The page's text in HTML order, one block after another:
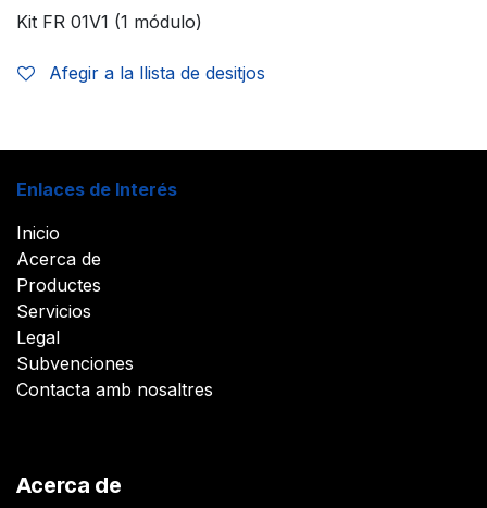
Kit FR 01V1 (1 módulo)
Afegir a la llista de desitjos
Enlaces de Interés
Inicio
Acerca de
Productes
Servicios
Legal
Subvenciones
Contacta amb nosaltres
Acerca de